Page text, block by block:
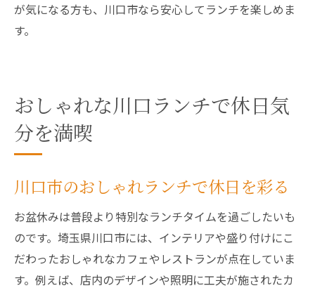
が気になる方も、川口市なら安心してランチを楽しめま
す。
おしゃれな川口ランチで休日気
分を満喫
川口市のおしゃれランチで休日を彩る
お盆休みは普段より特別なランチタイムを過ごしたいも
のです。埼玉県川口市には、インテリアや盛り付けにこ
だわったおしゃれなカフェやレストランが点在していま
す。例えば、店内のデザインや照明に工夫が施されたカ